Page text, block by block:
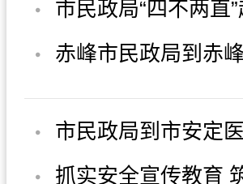
市民政局“四不两直
构安全生产检查并
赤峰市民政局到赤
市民政局到市安定
工作
抓实安全宣传教育